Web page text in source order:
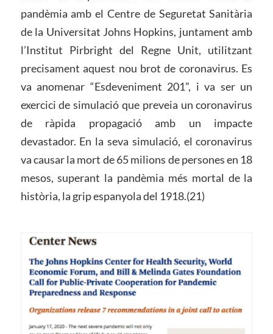
pandèmia amb el Centre de Seguretat Sanitària
de la Universitat Johns Hopkins, juntament amb
l’Institut Pirbright del Regne Unit, utilitzant
precisament aquest nou brot de coronavirus. Es
va anomenar “Esdeveniment 201”, i va ser un
exercici de simulació que preveia un coronavirus
de ràpida propagació amb un impacte
devastador. En la seva simulació, el coronavirus
va causar la mort de 65 milions de persones en 18
mesos, superant la pandèmia més mortal de la
història, la grip espanyola del 1918.(21)